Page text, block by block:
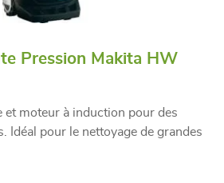
Pression Makita HW
et moteur à induction pour des
Idéal pour le nettoyage de grandes